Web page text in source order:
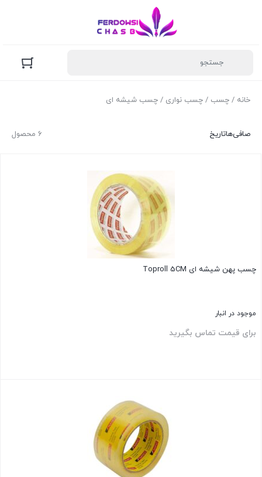
خانه / چسب / چسب نواری / چسب شیشه ای
6 محصول صافی‌هاتاریخ
چسب پهن شیشه ای Toproll 5CM
موجود در انبار
برای قیمت تماس بگیرید